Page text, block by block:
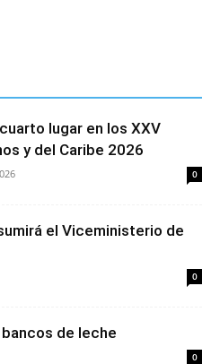
lugar en los XXV
y del Caribe 2026
0
el Viceministerio de
0
de leche
0